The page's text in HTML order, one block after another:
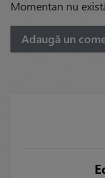
Momentan nu
Adaugă un